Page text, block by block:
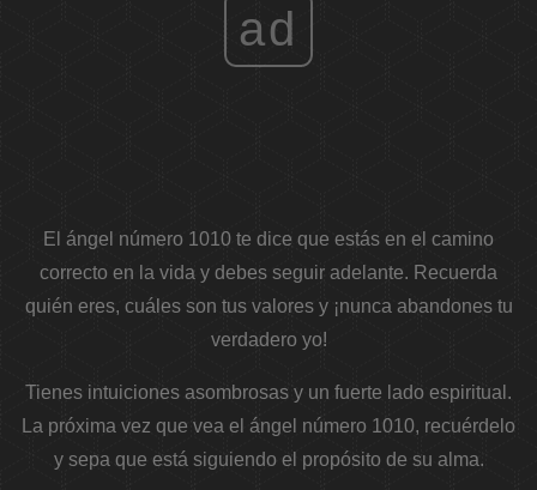
ad
El ángel número 1010 te dice que estás en el camino
correcto en la vida y debes seguir adelante. Recuerda
quién eres, cuáles son tus valores y ¡nunca abandones tu
verdadero yo!
Tienes intuiciones asombrosas y un fuerte lado espiritual.
La próxima vez que vea el ángel número 1010, recuérdelo
y sepa que está siguiendo el propósito de su alma.